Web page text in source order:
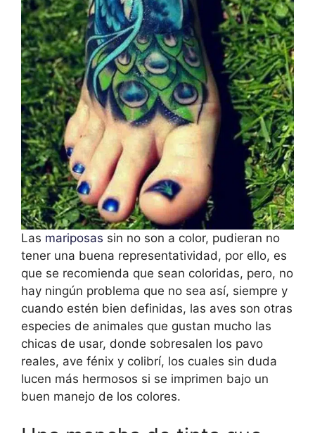
Las mariposas sin no son a color, pudieran no
tener una buena representatividad, por ello, es
que se recomienda que sean coloridas, pero, no
hay ningún problema que no sea así, siempre y
cuando estén bien definidas, las aves son otras
especies de animales que gustan mucho las
chicas de usar, donde sobresalen los pavo
reales, ave fénix y colibrí, los cuales sin duda
lucen más hermosos si se imprimen bajo un
buen manejo de los colores.